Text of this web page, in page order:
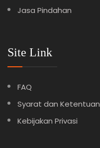
Jasa Pindahan
Site Link
FAQ
Syarat dan Ketentuan
Kebijakan Privasi